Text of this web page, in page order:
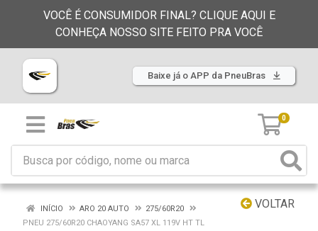
VOCÊ É CONSUMIDOR FINAL? CLIQUE AQUI E
CONHEÇA NOSSO SITE FEITO PRA VOCÊ
Baixe já o APP da PneuBras
0
VOLTAR
INÍCIO ARO 20 AUTO
275/60R20
PNEU 275/60R20 CHAOYANG SA57 XL 119V HT TL